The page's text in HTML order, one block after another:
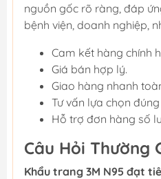
nguồn gốc rõ ràng, đáp
bệnh viện, doanh nghiệp,
Cam kết hàng chính
Giá bán hợp lý.
Giao hàng nhanh
Tư vấn lựa chọn
Hỗ trợ đơn hàng số
Câu Hỏi Thường
Khẩu trang 3M N95 đạt